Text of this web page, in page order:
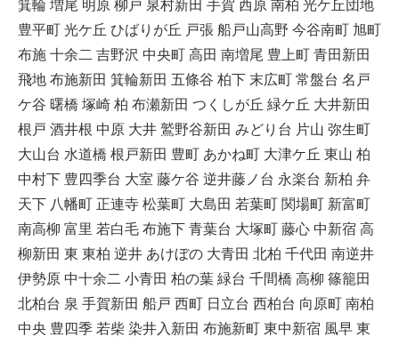
箕輪 増尾 明原 柳戸 泉村新田 手賀 西原 南柏 光ケ丘団地
豊平町 光ケ丘 ひばりが丘 戸張 船戸山高野 今谷南町 旭町
布施 十余二 吉野沢 中央町 高田 南増尾 豊上町 青田新田
飛地 布施新田 箕輪新田 五條谷 柏下 末広町 常盤台 名戸
ケ谷 曙橋 塚崎 柏 布瀬新田 つくしが丘 緑ケ丘 大井新田
根戸 酒井根 中原 大井 鷲野谷新田 みどり台 片山 弥生町
大山台 水道橋 根戸新田 豊町 あかね町 大津ケ丘 東山 柏
中村下 豊四季台 大室 藤ケ谷 逆井藤ノ台 永楽台 新柏 弁
天下 八幡町 正連寺 松葉町 大島田 若葉町 関場町 新富町
南高柳 富里 若白毛 布施下 青葉台 大塚町 藤心 中新宿 高
柳新田 東 東柏 逆井 あけぼの 大青田 北柏 千代田 南逆井
伊勢原 中十余二 小青田 柏の葉 緑台 千間橋 高柳 篠籠田
北柏台 泉 手賀新田 船戸 西町 日立台 西柏台 向原町 南柏
中央 豊四季 若柴 染井入新田 布施新町 東中新宿 風早 東